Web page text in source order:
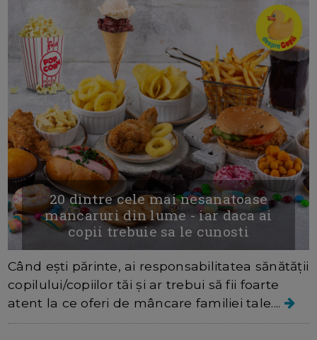
20 dintre cele mai nesanatoase
mancaruri din lume - iar daca ai
copii trebuie sa le cunosti
Când ești părinte, ai responsabilitatea sănătății
copilului/copiilor tăi și ar trebui să fii foarte
atent la ce oferi de mâncare familiei tale....